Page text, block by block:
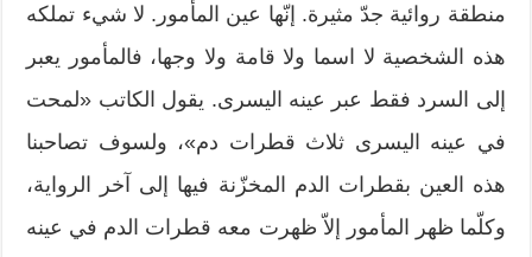
منطقة روائية جدّ مثيرة. إنّها عين المأمور. لا شيء تملكه
هذه الشخصية لا اسما ولا قامة ولا وجها، فالمأمور يعبر
إلى السرد فقط عبر عينه اليسرى. يقول الكاتب «لمحت
في عينه اليسرى ثلاث قطرات دم»، ولسوف تصاحبنا
هذه العين بقطرات الدم المخزّنة فيها إلى آخر الرواية،
وكلّما ظهر المأمور إلاّ ظهرت معه قطرات الدم في عينه